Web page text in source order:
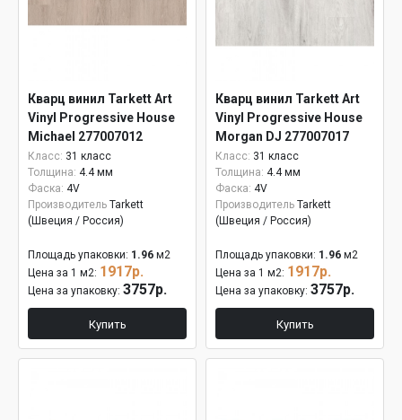
Кварц винил Tarkett Art
Vinyl Progressive House
Michael 277007012
Класс: 31 класс
Толщина: 4.4 мм
Фаска: 4V
Производитель Tarkett
(Швеция / Россия)
Площадь упаковки: 1.96 м2
Цена за 1 м2: 1917р.
Цена за упаковку: 3757р.
Купить
Кварц винил Tarkett Art
Vinyl Progressive House
Morgan DJ 277007017
Класс: 31 класс
Толщина: 4.4 мм
Фаска: 4V
Производитель Tarkett
(Швеция / Россия)
Площадь упаковки: 1.96 м2
Цена за 1 м2: 1917р.
Цена за упаковку: 3757р.
Купить